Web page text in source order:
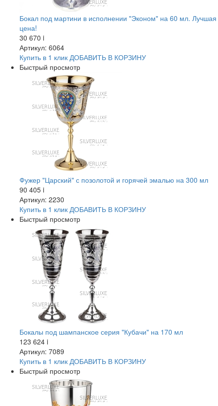
Бокал под мартини в исполнении "Эконом" на 60 мл. Лучшая
цена!
30 670 i
Артикул: 6064
Купить в 1 клик ДОБАВИТЬ В КОРЗИНУ
Быстрый просмотр
Фужер "Царский" с позолотой и горячей эмалью на 300 мл
90 405 i
Артикул: 2230
Купить в 1 клик ДОБАВИТЬ В КОРЗИНУ
Быстрый просмотр
Бокалы под шампанское серия "Кубачи" на 170 мл
123 624 i
Артикул: 7089
Купить в 1 клик ДОБАВИТЬ В КОРЗИНУ
Быстрый просмотр